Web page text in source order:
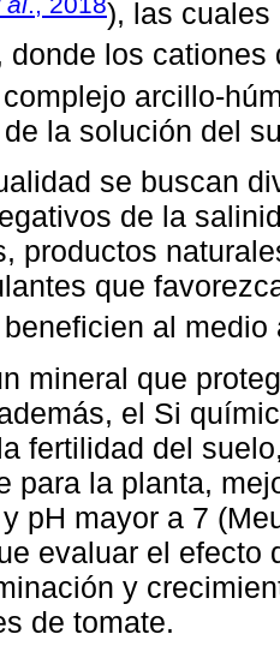
), las cuales
donde los cationes
arcillo-
la solución del
se buscan
de la
productos
que
al medio
mineral que
el Si
fertilidad del
para la planta,
pH mayor a 7
evaluar el efecto
y
de tomate.